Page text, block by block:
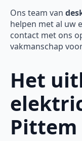
Ons team van
helpen met al uw
contact met ons
vakmanschap
Het
Pittem